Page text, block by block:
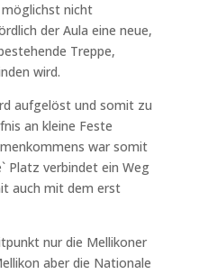
möglichst nicht
der Aula eine neue,
Treppe,
wird.
aufgelöst und somit zu
an kleine Feste
war somit
Platz verbindet ein Weg
auch mit dem erst
nur die Mellikoner
aber die Nationale